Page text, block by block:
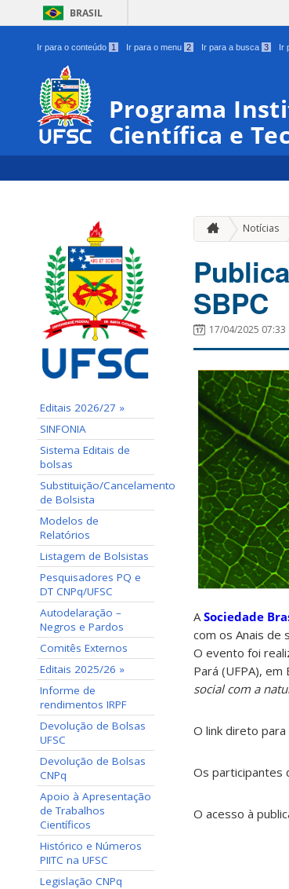
BRASIL
Ir para o conteúdo 1 Ir para o menu 2 Ir para a busca 3 Ir
Programa
Científica e
Editais 2026/27 »
SINFONIA
Sistema Editais de
bolsas
Substituição/Cancelamento
de Bolsista
Modelos de
Relatórios
Listagem de Bolsistas
Pesquisadores PQ e
DT CNPq/UFSC
Autodelaração –
Negros e Pardos
Comitês Externos
Editais 2025/26 »
Informe de
rendimentos IRPF
Devolução de Bolsas
UFSC
Devolução de Bolsas
CNPq
Apoio à Apresentação
de Trabalhos
Científicos
Histórico e Números
PIITC na UFSC
Legislação CNPq
Notícias
SBPC
17/04/2025 07:33
ASociedade
com os Anais de
O evento foi
Pará (UFPA),
social com a
O link direto
Os participantes
O acesso à